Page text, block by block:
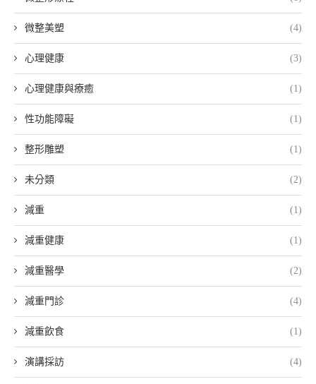
微整美塑 (4)
心理健康 (3)
心理健康與療癒 (1)
性功能障礙 (1)
整形雕塑 (1)
未分類 (2)
減重 (1)
減重健康 (1)
減重醫學 (2)
減重門診 (4)
減重飲食 (1)
演講採訪 (4)